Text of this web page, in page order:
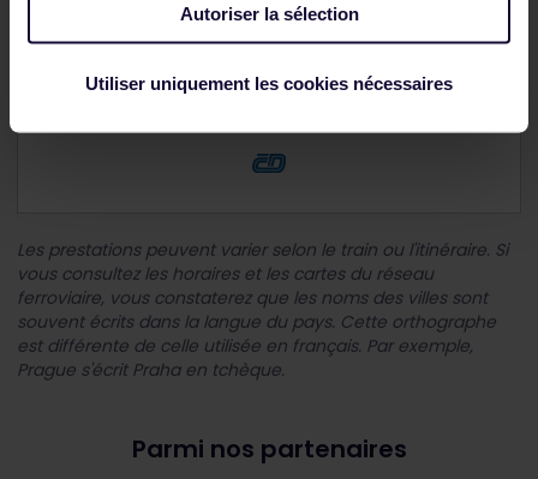
Autoriser la sélection
Utiliser uniquement les cookies nécessaires
Les prestations peuvent varier selon le train ou l'itinéraire. Si
vous consultez les horaires et les cartes du réseau
ferroviaire, vous constaterez que les noms des villes sont
souvent écrits dans la langue du pays. Cette orthographe
est différente de celle utilisée en français. Par exemple,
Prague s'écrit Praha en tchèque.
Parmi nos partenaires